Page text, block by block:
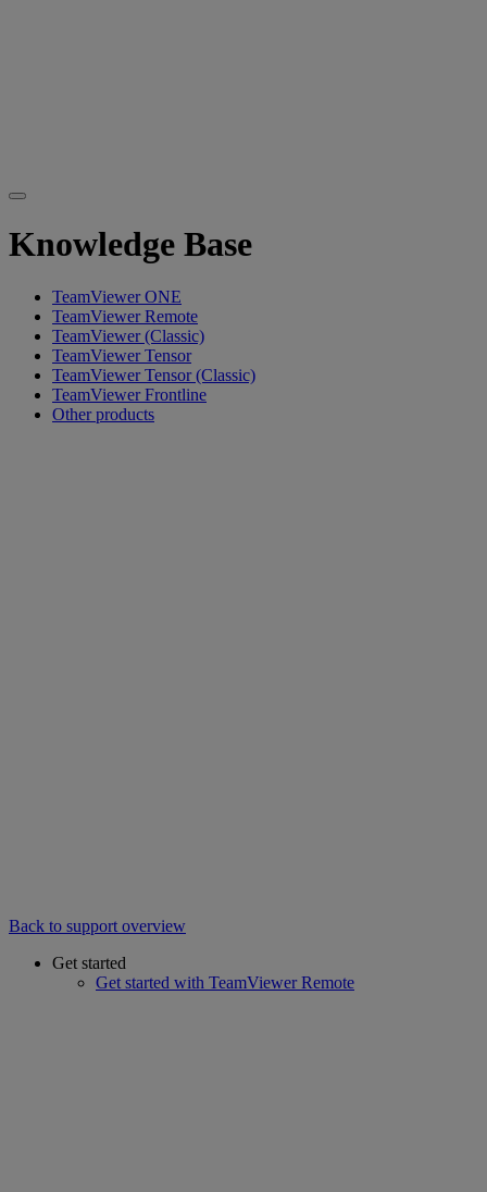
Knowledge Base
TeamViewer ONE
TeamViewer Remote
TeamViewer (Classic)
TeamViewer Tensor
TeamViewer Tensor (Classic)
TeamViewer Frontline
Other products
Back to support overview
Get started
Get started with TeamViewer Remote